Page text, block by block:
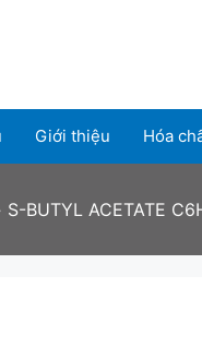
Giới thiệu Hóa
S-BUTYL ACETATE